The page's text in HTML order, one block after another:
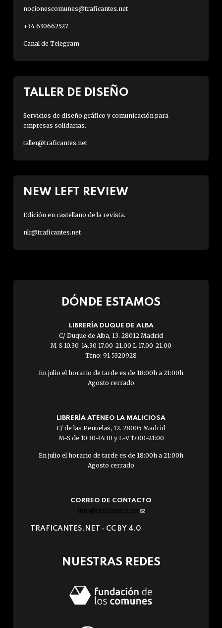
nocionescomunes@traficantes.net
+34 630662527
Canal de Telegram
TALLER DE DISEÑO
Servicios de diseño gráfico y comunicación para
empresas solidarias.
taller@traficantes.net
NEW LEFT REVIEW
Edición en castellano de la revista.
nlr@traficantes.net
DÓNDE ESTAMOS
LIBRERÍA DUQUE DE ALBA
C/ Duque de Alba, 13. 28012 Madrid
M-S 10.30-14.30 17.00-21.00 L 17.00-21.00
Tfno: 91 5320928
En julio el horario de tarde es de 18:00h a 21:00h
Agosto cerrado
LIBRERÍA ATENEO LA MALICIOSA
C/ de las Peñuelas, 12. 28005 Madrid
M-S de 10:30-14:30 y L-V 17:00-21:00
En julio el horario de tarde es de 18:00h a 21:00h
Agosto cerrado
CORREO DE CONTACTO
info@traficantes.net (link
e-
TRAFICANTES.NET - CC BY 4.0
NUESTRAS REDES